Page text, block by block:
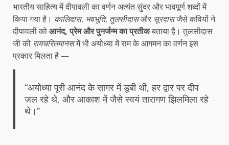
भारतीय साहित्य में दीपावली का वर्णन अत्यंत सुंदर और भावपूर्ण शब्दों में
किया गया है। कालिदास, भवभूति, तुलसीदासऔर सूरदासजैसे कवियों ने
दीपावली कोआनंद, प्रेम और पुनर्जन्म का प्रतीकबताया है। तुलसीदास
जी की रामचरितमानसमें भी अयोध्या में राम के आगमन का वर्णन इस
प्रकार मिलता है —
“अयोध्या पूरी आनंद के सागर में डूबी थी, हर द्वार पर दीप
जल रहे थे, और आकाश में जैसे स्वयं तारागण झिलमिला रहे
थे।”